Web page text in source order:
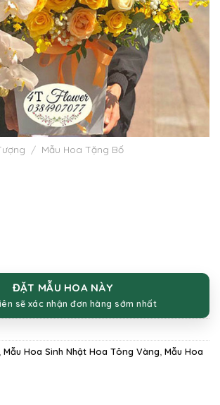
/ Mẫu Hoa Tặng Bố
ĐẶT MẪU HOA NÀY
sẽ xác nhận đơn hàng sớm nhất
Mẫu Hoa Sinh Nhật Hoa Tông Vàng Mẫu Hoa